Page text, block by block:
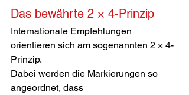
Das bewährte 2 × 4-Prinzip
Internationale Empfehlungen
orientieren sich am sogenannten 2 × 4-
Prinzip.
Dabei werden die Markierungen so
angeordnet, dass